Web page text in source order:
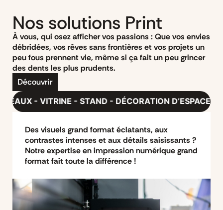
Nos solutions Print
À vous, qui osez afficher vos passions : Que vos envies
débridées, vos rêves sans frontières et vos projets un
peu fous prennent vie, même si ça fait un peu grincer
des dents les plus prudents.
Découvrir
- DÉCORATION D’ESPACE ÉPHÉMÈRE &
Des visuels grand format éclatants, aux
contrastes intenses et aux détails saisissants ?
Notre expertise en impression numérique grand
format fait toute la différence !